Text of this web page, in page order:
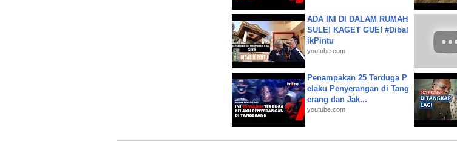
ADA INI DI DALAM RUMAH
SULE! KAGET GUE! #Dibal
ikPintu
youtube.com
Penampakan 25 Terduga P
elaku Penyerangan di Tang
erang dan Jak...
youtube.com